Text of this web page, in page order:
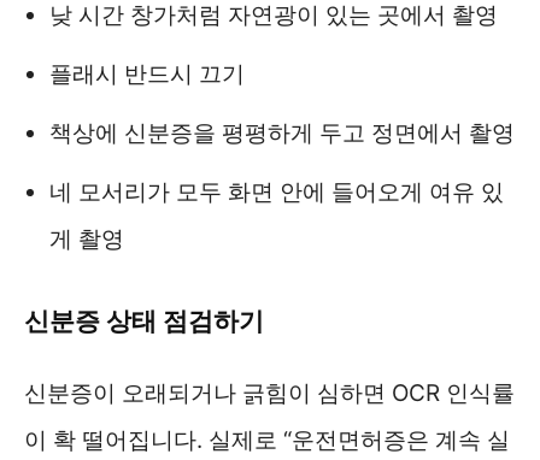
낮 시간 창가처럼 자연광이 있는 곳에서 촬영
플래시 반드시 끄기
책상에 신분증을 평평하게 두고 정면에서 촬영
네 모서리가 모두 화면 안에 들어오게 여유 있
게 촬영
신분증 상태 점검하기
신분증이 오래되거나 긁힘이 심하면 OCR 인식률
이 확 떨어집니다. 실제로 “운전면허증은 계속 실